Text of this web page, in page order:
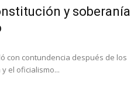
y soberanía
con contundencia después de los
el oficialismo...